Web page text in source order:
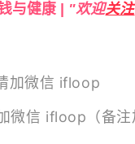
与健康 | "欢迎关注
加微信 ifloop
微信 ifloop（备注